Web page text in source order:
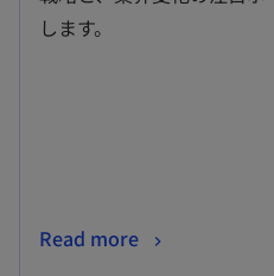
します。
Read more